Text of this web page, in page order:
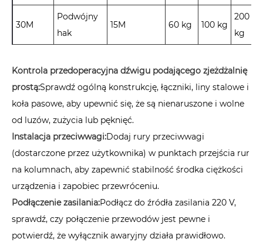
30M
Podwójny
hak
15M 60 kg 100 kg
200
kg
Kontrola przedoperacyjna dźwigu podającego zjeżdżalnię
prostą:Sprawdź ogólną konstrukcję, łączniki, liny stalowe i
koła pasowe, aby upewnić się, że są nienaruszone i wolne
od luzów, zużycia lub pęknięć.
Instalacja przeciwwagi:Dodaj rury przeciwwagi
(dostarczone przez użytkownika) w punktach przejścia rur
na kolumnach, aby zapewnić stabilność środka ciężkości
urządzenia i zapobiec przewróceniu.
Podłączenie zasilania:Podłącz do źródła zasilania 220 V,
sprawdź, czy połączenie przewodów jest pewne i
potwierdź, że wyłącznik awaryjny działa prawidłowo.